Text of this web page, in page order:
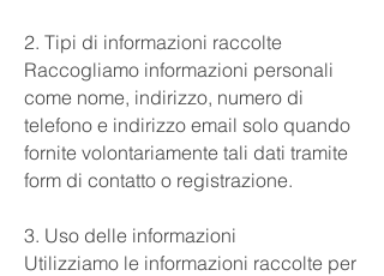
2. Tipi di informazioni raccolte
Raccogliamo informazioni personali
come nome, indirizzo, numero di
telefono e indirizzo email solo quando
fornite volontariamente tali dati tramite
form di contatto o registrazione.
3. Uso delle informazioni
Utilizziamo le informazioni raccolte per